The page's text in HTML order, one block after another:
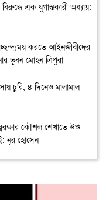
এক যুগান্তকারী অধ্যায়:
করতে আইনজীবীদের
ভূবন মোহন ত্রিপুরা
চুরি, ৪ দিনেও মালামাল
কৌশল শেখাতে উশু
নূর হোসেন